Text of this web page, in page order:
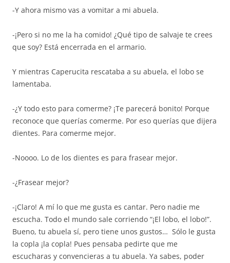
-Y ahora mismo vas a vomitar a mi abuela.
-¡Pero si no me la ha comido! ¿Qué tipo de salvaje te crees
que soy? Está encerrada en el armario.
Y mientras Caperucita rescataba a su abuela, el lobo se
lamentaba.
-¿Y todo esto para comerme? ¡Te parecerá bonito! Porque
reconoce que querías comerme. Por eso querías que dijera
dientes. Para comerme mejor.
-Noooo. Lo de los dientes es para frasear mejor.
-¿Frasear mejor?
-¡Claro! A mí lo que me gusta es cantar. Pero nadie me
escucha. Todo el mundo sale corriendo “¡El lobo, el lobo!”.
Bueno, tu abuela sí, pero tiene unos gustos… Sólo le gusta
la copla ¡la copla! Pues pensaba pedirte que me
escucharas y convencieras a tu abuela. Ya sabes, poder